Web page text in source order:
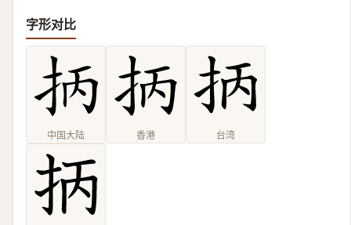
字形对比
中国大陆 香港 台湾